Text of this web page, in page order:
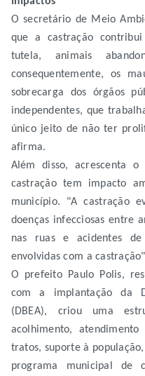
O secretário de Meio
que a castração
tutela, animais
consequentemente, os
sobrecarga dos órgãos
independentes, que
único jeito de não ter
afirma.
Além disso, acrescenta
castração tem impacto
município. "A castração
doenças infecciosas entre
nas ruas e acidentes de
envolvidas com a
O prefeito Paulo Polis,
com a implantação da
(DBEA), criou uma
acolhimento,
tratos, suporte à
programa municipal de